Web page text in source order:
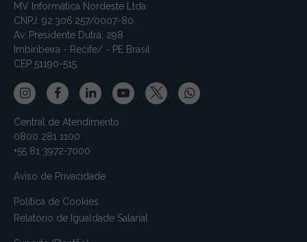
MV Informática Nordeste Ltda
CNPJ: 92.306.257/0007-80
Av. Presidente Dutra, 298
Imbiribeira - Recife/ - PE Brasil
CEP 51190-515
Central de Atendimento
0800 281 1100
+55 81 3972-7000
Aviso de Privacidade
Política de Cookies
Relatório de Igualdade Salarial